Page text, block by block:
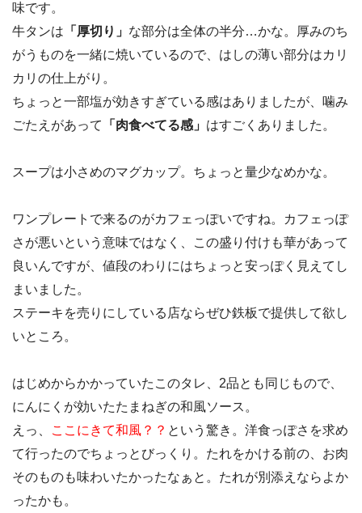
味です。
牛タンは 「厚切り」 な部分は全体の半分…かな。厚みのち
がうものを一緒に焼いているので、はしの薄い部分はカリ
カリの仕上がり。
ちょっと一部塩が効きすぎている感はありましたが、噛み
ごたえがあって
「肉食べてる感」 はすごくありました。
スープは小さめのマグカップ。ちょっと量少なめかな。
ワンプレートで来るのがカフェっぽいですね。カフェっぽ
さが悪いという意味ではなく、この盛り付けも華があって
良いんですが、値段のわりにはちょっと安っぽく見えてし
まいました。
ステーキを売りにしている店ならぜひ鉄板で提供して欲し
いところ。
はじめからかかっていたこのタレ、2品とも同じもので、
にんにくが効いたたまねぎの和風ソース。
えっ、
ここにきて和風？？ という驚き。洋食っぽさを求め
て行ったのでちょっとびっくり。たれをかける前の、お肉
そのものも味わいたかったなぁと。たれが別添えならよか
ったかも。